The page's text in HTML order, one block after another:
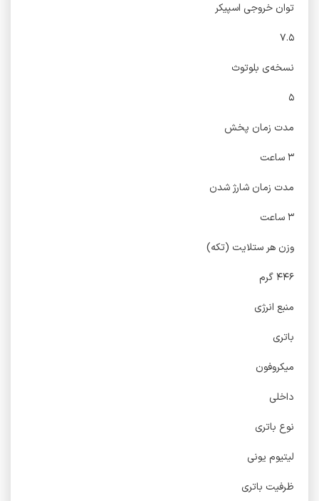
توان خروجی اسپیکر
۷.۵
نسخه‌ی بلوتوث
۵
مدت زمان پخش
۳ ساعت
مدت زمان شارژ شدن
۳ ساعت
وزن هر ستلایت (تکه)
۴۴۶ گرم
منبع انرژی
باتری
میکروفون
داخلی
نوع باتری
لیتیوم یونی
ظرفیت باتری